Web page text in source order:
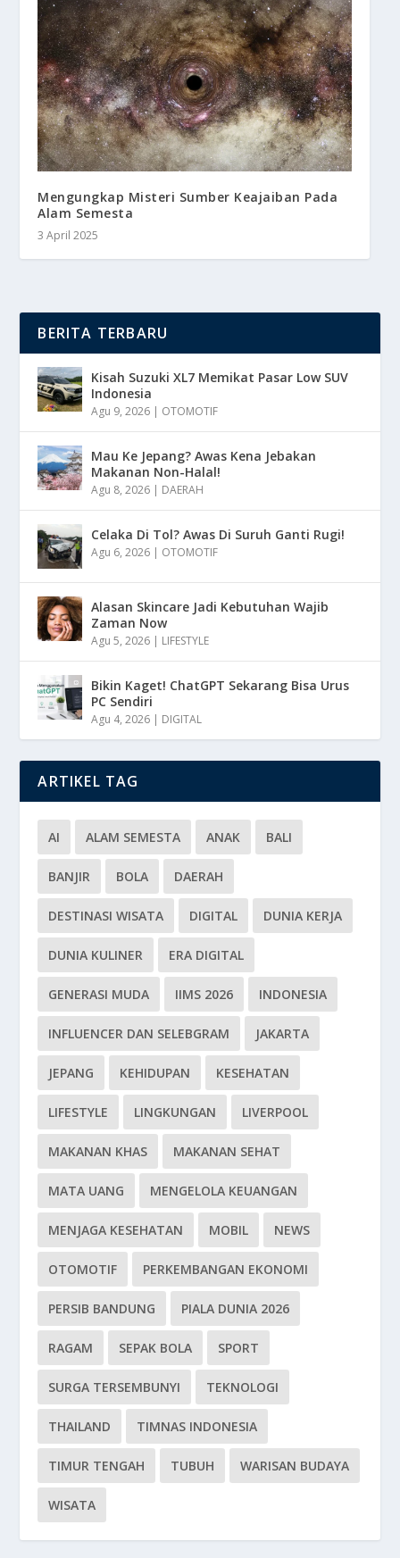
Mengungkap Misteri Sumber Keajaiban Pada
Alam Semesta
3 April 2025
BERITA TERBARU
Kisah Suzuki XL7 Memikat Pasar Low SUV
Indonesia
Agu 9, 2026 | OTOMOTIF
Mau Ke Jepang? Awas Kena Jebakan
Makanan Non-Halal!
Agu 8, 2026 | DAERAH
Celaka Di Tol? Awas Di Suruh Ganti Rugi!
Agu 6, 2026 | OTOMOTIF
Alasan Skincare Jadi Kebutuhan Wajib
Zaman Now
Agu 5, 2026 | LIFESTYLE
Bikin Kaget! ChatGPT Sekarang Bisa Urus
PC Sendiri
Agu 4, 2026 | DIGITAL
ARTIKEL TAG
AI ALAM SEMESTA ANAK BALI
BANJIR BOLA DAERAH
DESTINASI WISATA DIGITAL DUNIA KERJA
DUNIA KULINER ERA DIGITAL
GENERASI MUDA IIMS 2026 INDONESIA
INFLUENCER DAN SELEBGRAM JAKARTA
JEPANG KEHIDUPAN KESEHATAN
LIFESTYLE LINGKUNGAN LIVERPOOL
MAKANAN KHAS MAKANAN SEHAT
MATA UANG MENGELOLA KEUANGAN
MENJAGA KESEHATAN MOBIL NEWS
OTOMOTIF PERKEMBANGAN EKONOMI
PERSIB BANDUNG PIALA DUNIA 2026
RAGAM SEPAK BOLA SPORT
SURGA TERSEMBUNYI TEKNOLOGI
THAILAND TIMNAS INDONESIA
TIMUR TENGAH TUBUH WARISAN BUDAYA
WISATA